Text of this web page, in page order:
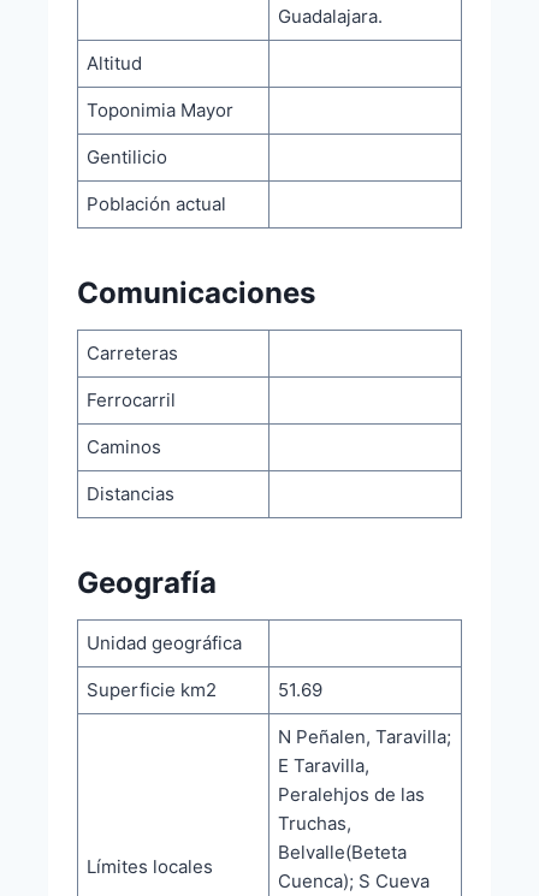
Guadalajara.
Altitud
Toponimia Mayor
Gentilicio
Población actual
Comunicaciones
Carreteras
Ferrocarril
Caminos
Distancias
Geografía
Unidad geográfica
Superficie km2 51.69
Límites locales
N Peñalen, Taravilla;
E Taravilla,
Peralehjos de las
Truchas,
Belvalle(Beteta
Cuenca); S Cueva